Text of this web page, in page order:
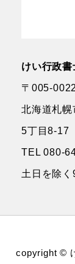
求積図
スナック
可の要否
求積図
けい行政書
〒005-0022
北海道札幌
5丁目8-17
TEL 080-
土日を除
copyright ©